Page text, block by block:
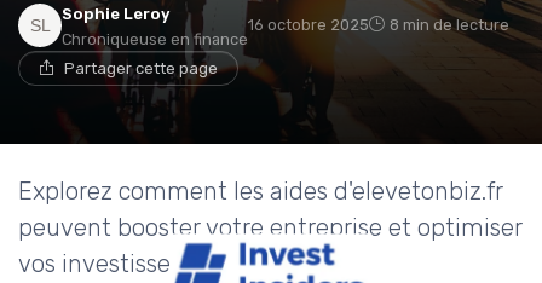
Sophie Leroy
Chroniqueuse en finance
16 octobre 2025 8 min de lecture
Partager cette page
Explorez comment les aides d'elevetonbiz.fr
peuvent booster votre entreprise et optimiser
vos investissements.